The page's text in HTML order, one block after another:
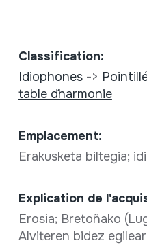
Classification:
Idiophones->
table d´harmonie
Emplacement:
Erakusketa biltegia;
Explication de
Erosia; Bretoñako
Alviteren bidez